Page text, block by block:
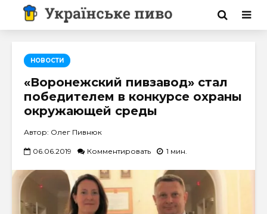
НОВОСТИ
«Воронежский пивзавод» стал
победителем в конкурсе охраны
окружающей среды
Автор: Олег Пивнюк
06.06.2019 Комментировать 1 мин.